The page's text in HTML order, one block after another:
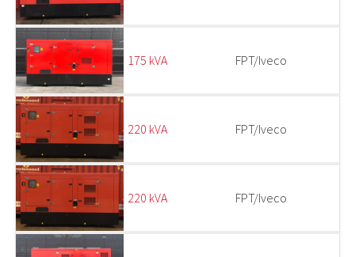
175 kVA FPT/Iveco
220 kVA FPT/Iveco
220 kVA FPT/Iveco